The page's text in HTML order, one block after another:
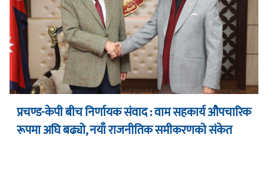
प्रचण्ड-केपी बीच निर्णायक संवाद : वाम सहकार्य औपचारिक
रूपमा अघि बढ्यो, नयाँ राजनीतिक समीकरणको संकेत